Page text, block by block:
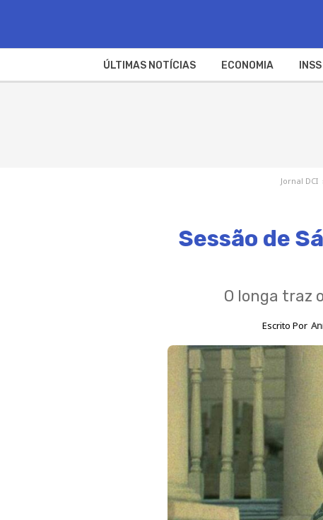
ÚLTIMAS NOTÍCIAS ECONOMIA INSS
Jornal DCI
Sessão de
O longa traz
Escrito Por